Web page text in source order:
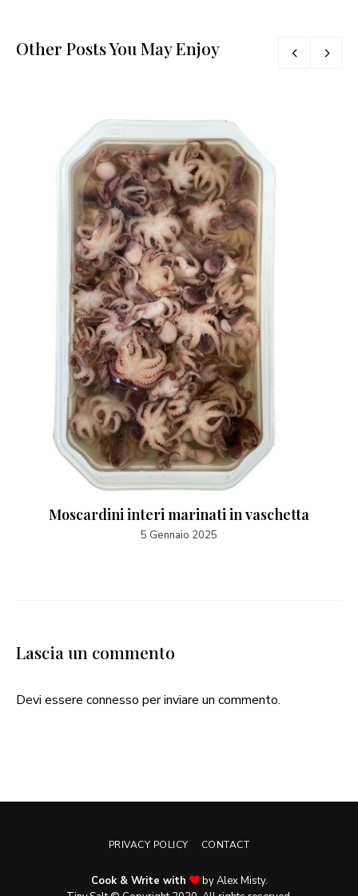
Other Posts You May Enjoy
Moscardini interi marinati in vaschetta
5 Gennaio 2025
Lascia un commento
Devi essere connesso per inviare un commento.
PRIVACY POLICY CONTACT
Cook & Write with
by Alex Misty.